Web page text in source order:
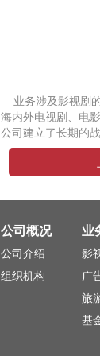
业务涉及影视剧
海内外电视剧、电
公司建立了长期的
公司概况
公司介绍
组织机构
业
影
广
旅
基